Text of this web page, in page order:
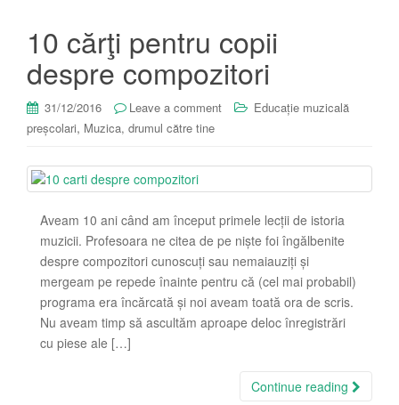
10 cărţi pentru copii
despre compozitori
31/12/2016 Leave a comment
Educație muzicală
preșcolari, Muzica, drumul către tine
Aveam 10 ani când am început primele lecții de istoria
muzicii. Profesoara ne citea de pe niște foi îngălbenite
despre compozitori cunoscuți sau nemaiauziți și
mergeam pe repede înainte pentru că (cel mai probabil)
programa era încărcată și noi aveam toată ora de scris.
Nu aveam timp să ascultăm aproape deloc înregistrări
cu piese ale […]
Continue reading